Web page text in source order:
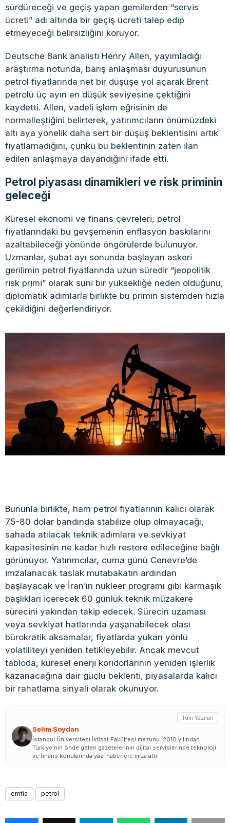
sürdüreceği ve geçiş yapan gemilerden “servis
ücreti” adı altında bir geçiş ücreti talep edip
etmeyeceği belirsizliğini koruyor.
Deutsche Bank analisti Henry Allen, yayımladığı
araştırma notunda, barış anlaşması duyurusunun
petrol fiyatlarında net bir düşüşe yol açarak Brent
petrolü üç ayın en düşük seviyesine çektiğini
kaydetti. Allen, vadeli işlem eğrisinin de
normalleştiğini belirterek, yatırımcıların önümüzdeki
altı aya yönelik daha sert bir düşüş beklentisini artık
fiyatlamadığını, çünkü bu beklentinin zaten ilan
edilen anlaşmaya dayandığını ifade etti.
Petrol piyasası dinamikleri ve risk priminin
geleceği
Küresel ekonomi ve finans çevreleri, petrol
fiyatlarındaki bu gevşemenin enflasyon baskılarını
azaltabileceği yönünde öngörülerde bulunuyor.
Uzmanlar, şubat ayı sonunda başlayan askeri
gerilimin petrol fiyatlarında uzun süredir “jeopolitik
risk primi” olarak suni bir yüksekliğe neden olduğunu,
diplomatik adımlarla birlikte bu primin sistemden hızla
çekildiğini değerlendiriyor.
Bununla birlikte, ham petrol fiyatlarının kalıcı olarak
75-80 dolar bandında stabilize olup olmayacağı,
sahada atılacak teknik adımlara ve sevkiyat
kapasitesinin ne kadar hızlı restore edileceğine bağlı
görünüyor. Yatırımcılar, cuma günü Cenevre’de
imzalanacak taslak mutabakatın ardından
başlayacak ve İran’ın nükleer programı gibi karmaşık
başlıkları içerecek 60 günlük teknik müzakere
sürecini yakından takip edecek. Sürecin uzaması
veya sevkiyat hatlarında yaşanabilecek olası
bürokratik aksamalar, fiyatlarda yukarı yönlü
volatiliteyi yeniden tetikleyebilir. Ancak mevcut
tabloda, küresel enerji koridorlarının yeniden işlerlik
kazanacağına dair güçlü beklenti, piyasalarda kalıcı
bir rahatlama sinyali olarak okunuyor.
Selim Soydan
Tüm Yazıları
İstanbul Üniversitesi İktisat Fakültesi mezunu. 2010 yılından
Türkiye'nin önde gelen gazetelerinin dijital servislerinde teknoloji
ve finans konularında yazı haberlere imza attı
emtia petrol